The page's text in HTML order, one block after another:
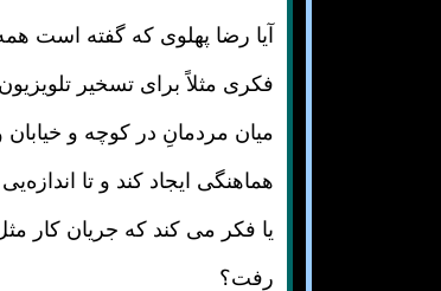
آیا رضا پهلوی که گفته است
فکری مثلاً برای تسخیر
میان مردمانِ در کوچه و
هماهنگی ایجاد کند و تا
رفت؟